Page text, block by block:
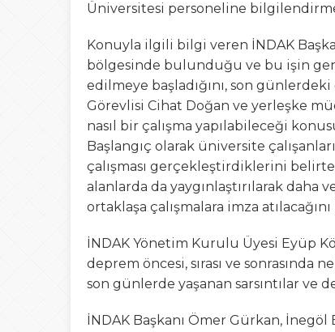
Üniversitesi personeline bilgilendirme
Konuyla ilgili bilgi veren İNDAK
bölgesinde bulunduğu ve bu işin
edilmeye başladığını, son
Görevlisi Cihat Doğan ve yerleşke
nasıl bir çalışma yapılabileceği
Başlangıç olarak üniversite
çalışması gerçekleştirdiklerini
alanlarda da yaygınlaştırılarak
ortaklaşa çalışmalara imza
İNDAK Yönetim Kurulu Üyesi Eyüp
deprem öncesi, sırası ve sonrasında
son günlerde yaşanan sarsıntılar
İNDAK Başkanı Ömer Gürkan,